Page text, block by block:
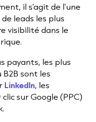
il s'agit de l'une
leads les plus
visibilité dans le
payants, les plus
sont les
LinkedIn, les
sur Google (PPC)